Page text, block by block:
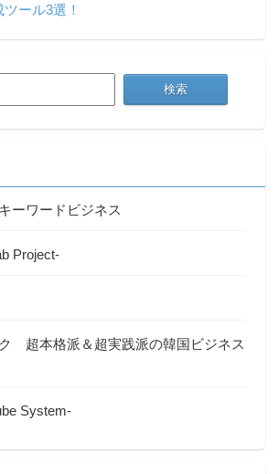
ール3選！
ーワードビジネス
Project-
超本格派＆超実践派の韓国ビジネス
System-